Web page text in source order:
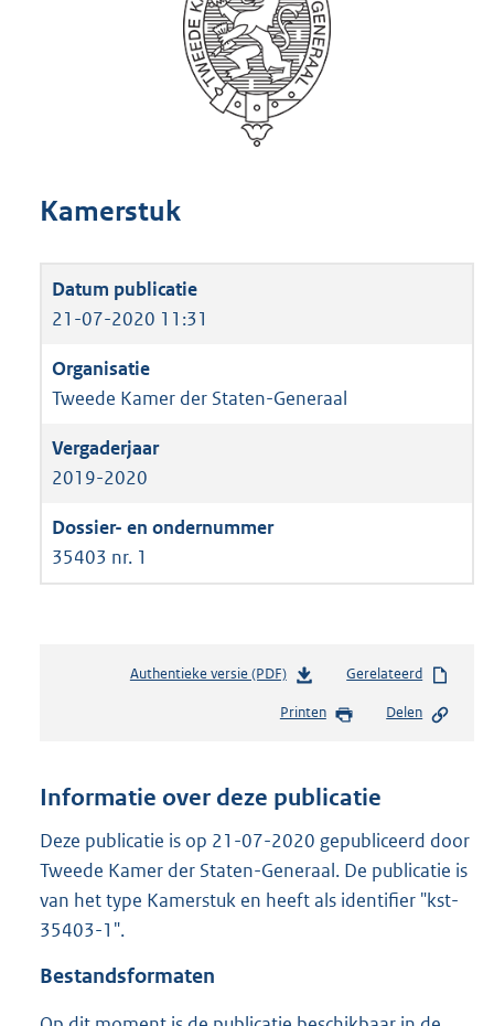
Kamerstuk
21-07-2020 11:31
Tweede Kamer der Staten-Generaal
2019-2020
35403 nr. 1
Authentieke versie (PDF)b
s
n
s
r
o
:
Gerelateerd
Printen Delen
Informatie over deze publicatie
Deze publicatie is op 21-07-2020 gepubliceerd door
Tweede Kamer der Staten-Generaal. De publicatie is
van het type Kamerstuk en heeft als identifier "kst-
35403-1".
Bestandsformaten